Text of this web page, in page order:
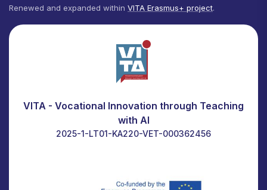
Renewed and expanded within VITA Erasmus+ project.
VITA - Vocational Innovation through Teaching
with AI
2025-1-LT01-KA220-VET-000362456